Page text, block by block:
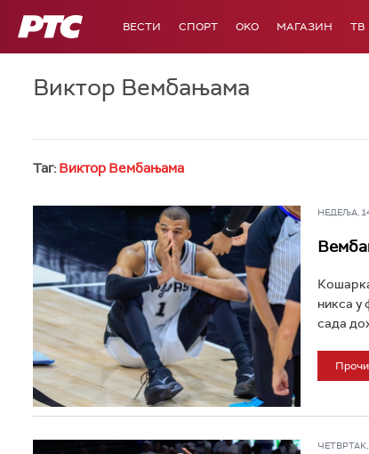
РТС ВЕСТИ СПОРТ OKO МАГАЗИН ТВ
Виктор Вембањама
Таг: Виктор Вембањама
НЕДЕЉА,
никса у
сада
ЧЕТВРТАК,